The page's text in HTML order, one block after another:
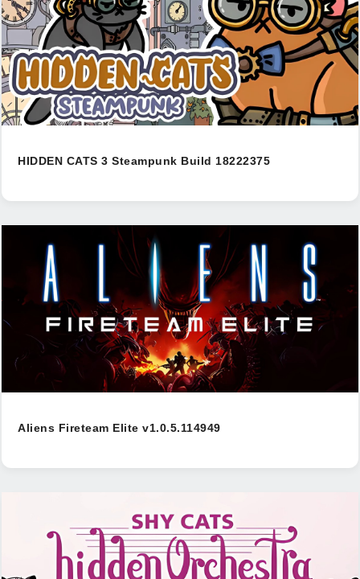
HIDDEN CATS 3 Steampunk Build 18222375
Aliens Fireteam Elite v1.0.5.114949